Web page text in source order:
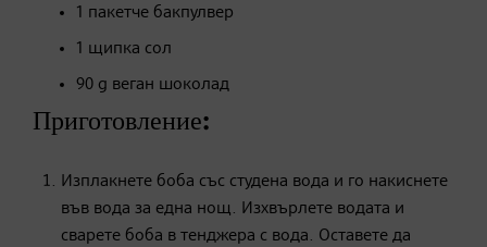
1 пакетче бакпулвер
1 щипка сол
90 g веган шоколад
Приготовление:
Изплакнете боба със студена вода и го накиснете
във вода за една нощ. Изхвърлете водата и
сварете боба в тенджера с вода. Оставете да